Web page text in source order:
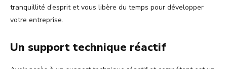
tranquillité d’esprit et vous libère du temps pour développer
votre entreprise.
Un support technique réactif